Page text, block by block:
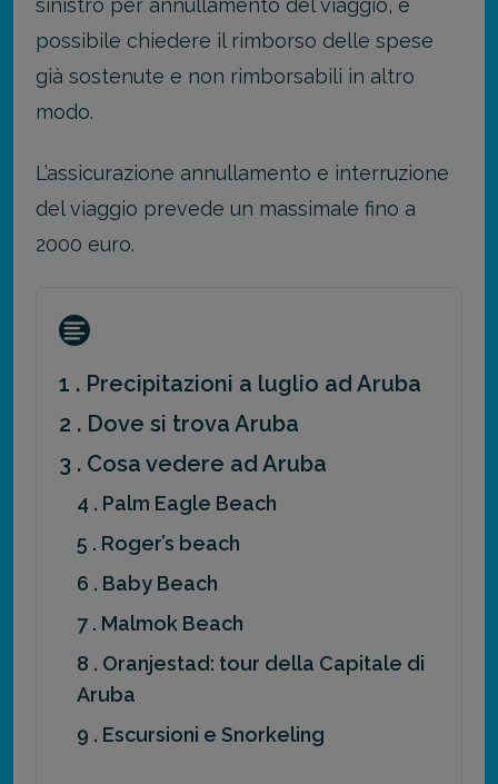
sinistro per annullamento del viaggio, è
possibile chiedere il rimborso delle spese
già sostenute e non rimborsabili in altro
modo.
L’assicurazione annullamento e interruzione
del viaggio prevede un massimale fino a
2000 euro.
1 . Precipitazioni a luglio ad Aruba
2 . Dove si trova Aruba
3 . Cosa vedere ad Aruba
4 . Palm Eagle Beach
5 . Roger’s beach
6 . Baby Beach
7 . Malmok Beach
8 . Oranjestad: tour della Capitale di
Aruba
9 . Escursioni e Snorkeling